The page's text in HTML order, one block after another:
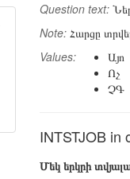
Question text:
Note: Հարցը
Values:
Այո
Ոչ
ՉԳ
INTSTJOB in
Մեկ երկրի